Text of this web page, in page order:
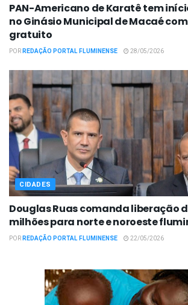
PAN-Americano de Karatê tem
no Ginásio Municipal de Macaé
gratuito
PORREDAÇÃO PORTAL FLUMINENSE 28/05/2026
CIDADES
Douglas Ruas comanda liberação
milhões para norte e noroeste
PORREDAÇÃO PORTAL FLUMINENSE 22/05/2026